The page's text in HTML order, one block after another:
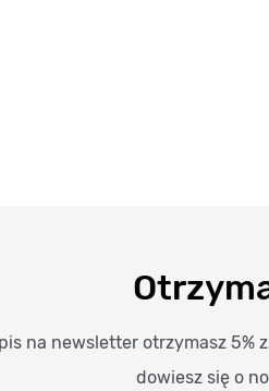
na newsletter otrzymasz 5%
dowiesz się o